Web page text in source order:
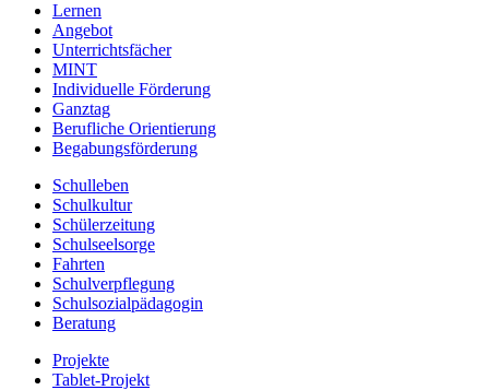
Lernen
Angebot
Unterrichtsfächer
MINT
Individuelle Förderung
Ganztag
Berufliche Orientierung
Begabungsförderung
Schulleben
Schulkultur
Schülerzeitung
Schulseelsorge
Fahrten
Schulverpflegung
Schulsozialpädagogin
Beratung
Projekte
Tablet-Projekt